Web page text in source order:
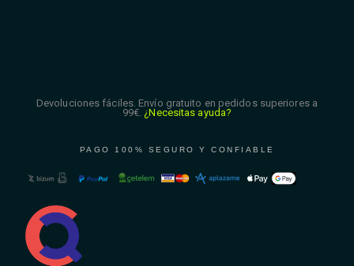
Devoluciones fáciles. Envío gratuito en pedidos superiores a
99€. ¿Necesitas ayuda?
PAGO 100% SEGURO Y CONFIABLE